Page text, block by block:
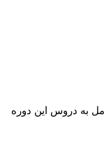
به دروس این دوره